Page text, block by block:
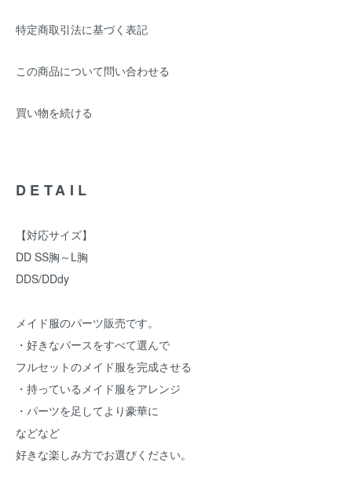
特定商取引法に基づく表記
この商品について問い合わせる
買い物を続ける
DETAIL
【対応サイズ】
DD SS胸～L胸
DDS/DDdy
メイド服のパーツ販売です。
・好きなパースをすべて選んで
フルセットのメイド服を完成させる
・持っているメイド服をアレンジ
・パーツを足してより豪華に
などなど
好きな楽しみ方でお選びください。